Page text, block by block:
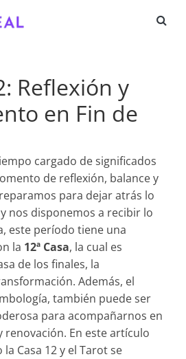
Reflexión y
en Fin de
cargado de significados
de reflexión, balance y
para dejar atrás lo
nos disponemos a recibir lo
este período tiene una
la 12ª Casa, la cual es
de los finales, la
Además, el
también puede ser
para acompañarnos en
renovación. En este artículo
Casa 12 y el Tarot se